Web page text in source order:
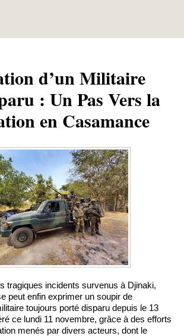
d’un Militaire
: Un Pas Vers la
en Casamance
peut enfin exprimer un soupir de
toujours porté disparu depuis le 13
ce lundi 11 novembre, grâce à des efforts
menés par divers acteurs, dont le